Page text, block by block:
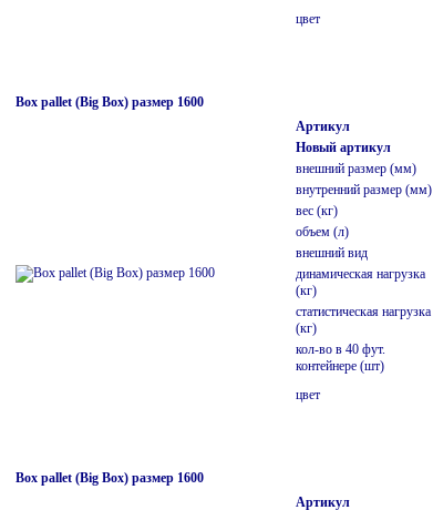
цвет
Box pallet (Big Box) размер 1600
Артикул
Новый артикул
внешний размер (мм)
внутренний размер (мм)
вес (кг)
объем (л)
внешний вид
динамическая нагрузка
(кг)
статистическая нагрузка
(кг)
кол-во в 40 фут.
контейнере (шт)
цвет
Box pallet (Big Box) размер 1600
Артикул